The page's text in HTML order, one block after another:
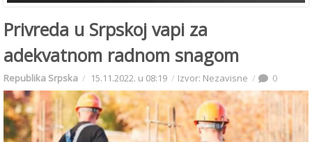
Privreda u Srpskoj vapi za
adekvatnom radnom snagom
Republika Srpska 15.11.2022. u 08:19 Izvor: Nezavisne 0